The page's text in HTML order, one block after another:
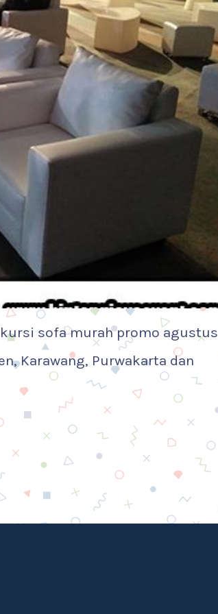
sofa murah promo agustus
Karawang, Purwakarta dan